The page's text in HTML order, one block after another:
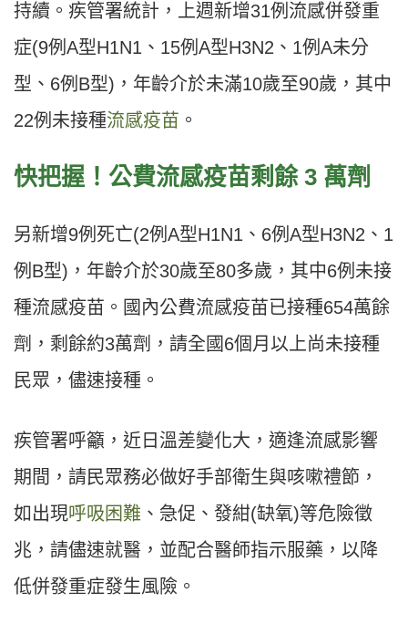
持續。疾管署統計，上週新增31例流感併發重
症(9例A型H1N1、15例A型H3N2、1例A未分
型、6例B型)，年齡介於未滿10歲至90歲，其中
22例未接種流感疫苗 。
快把握！公費流感疫苗剩餘 3 萬劑
另新增9例死亡(2例A型H1N1、6例A型H3N2、1
例B型)，年齡介於30歲至80多歲，其中6例未接
種流感疫苗。國內公費流感疫苗已接種654萬餘
劑，剩餘約3萬劑，請全國6個月以上尚未接種
民眾，儘速接種。
疾管署呼籲，近日溫差變化大，適逢流感影響
期間，請民眾務必做好手部衛生與咳嗽禮節，
如出現呼吸困難 、急促、發紺(缺氧)等危險徵
兆，請儘速就醫，並配合醫師指示服藥，以降
低併發重症發生風險。